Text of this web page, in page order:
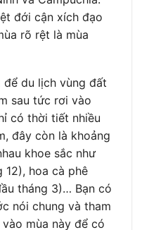
đới cận xích đạo
rõ rệt là mùa
để du lịch vùng đất
sau tức rơi vào
có thời tiết nhiều
đây còn là khoảng
khoe sắc như
12), hoa cà phê
tháng 3)… Bạn có
nói chung và tham
mùa này để có